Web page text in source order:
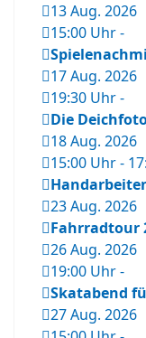
13 Aug. 2026
15:00 Uhr-
17 Aug. 2026
19:30 Uhr-
Die
18 Aug. 2026
15:00 Uhr-
23 Aug. 2026
Fahrradtour
26 Aug. 2026
19:00 Uhr-
Skatabend
27 Aug. 2026